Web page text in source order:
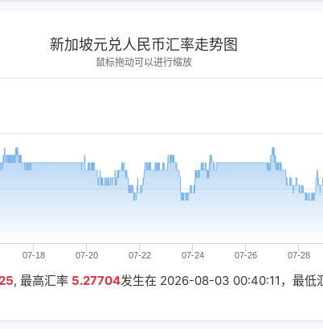
新加坡元兑人民币汇率走势图
鼠标拖动可以进行缩放
07-18 07-20 07-22 07-24 07-26 07-28
, 最高汇率 5.27704发生在 2026-08-03 00:40:11 ，最低